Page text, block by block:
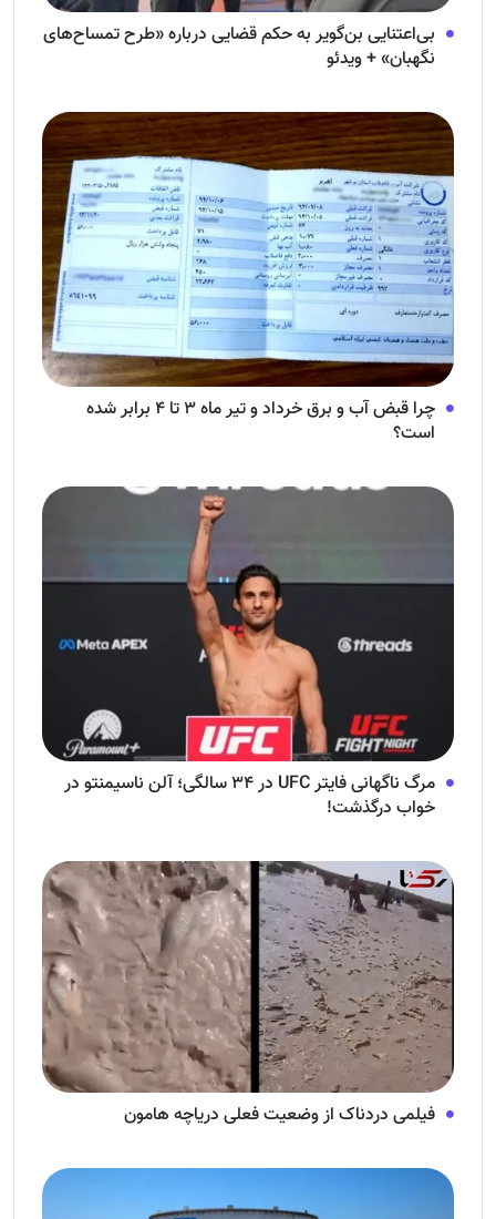
بی‌اعتنایی بن‌گویر به حکم قضایی درباره «طرح تمساح‌های
نگهبان» + ویدئو
چرا قبض آب و برق خرداد و تیر ماه ۳ تا ۴ برابر شده
است؟
مرگ ناگهانی فایتر UFC در ۳۴ سالگی؛ آلن ناسیمنتو در
خواب درگذشت!
فیلمی دردناک از وضعیت فعلی دریاچه هامون